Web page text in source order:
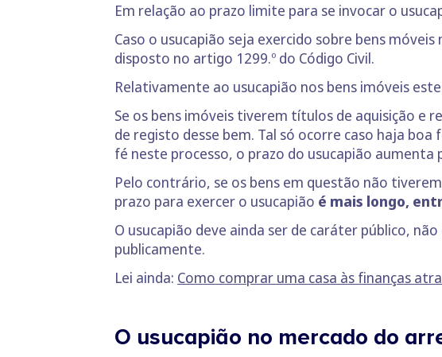
Em relação ao prazo limite para se invocar o
Caso o usucapião seja exercido sobre bens
disposto no artigo 1299.º do Código Civil.
Relativamente ao usucapião nos bens imóveis
Se os bens imóveis tiverem títulos de aquisição e
de registo desse bem. Tal só ocorre caso haja boa
fé neste processo, o prazo do usucapião aumenta
Pelo contrário, se os bens em questão não
prazo para exercer o usucapião é mais longo,
O usucapião deve ainda ser de caráter público,
publicamente.
Lei ainda: Como comprar uma casa às finanças
O usucapião no mercado do